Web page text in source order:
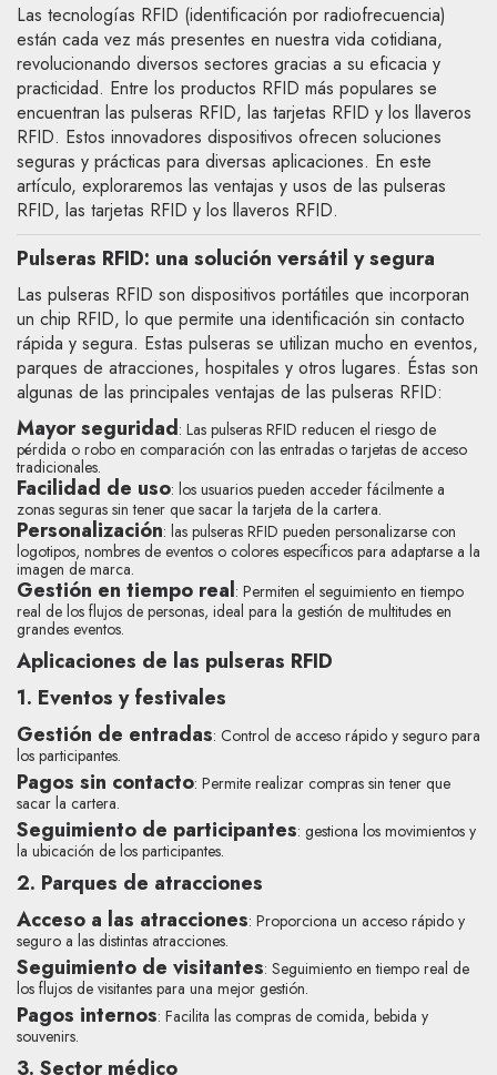
Las tecnologías RFID (identificación por radiofrecuencia)
están cada vez más presentes en nuestra vida cotidiana,
revolucionando diversos sectores gracias a su eficacia y
practicidad. Entre los productos RFID más populares se
encuentran las pulseras RFID, las tarjetas RFID y los llaveros
RFID. Estos innovadores dispositivos ofrecen soluciones
seguras y prácticas para diversas aplicaciones. En este
artículo, exploraremos las ventajas y usos de las pulseras
RFID, las tarjetas RFID y los llaveros RFID.
Pulseras RFID: una solución versátil y segura
Las pulseras RFID son dispositivos portátiles que incorporan
un chip RFID, lo que permite una identificación sin contacto
rápida y segura. Estas pulseras se utilizan mucho en eventos,
parques de atracciones, hospitales y otros lugares. Éstas son
algunas de las principales ventajas de las pulseras RFID:
Mayor seguridad: Las pulseras RFID reducen el riesgo de
pérdida o robo en comparación con las entradas o tarjetas de acceso
tradicionales.
Facilidad de uso: los usuarios pueden acceder fácilmente a
zonas seguras sin tener que sacar la tarjeta de la cartera.
Personalización: las pulseras RFID pueden personalizarse con
logotipos, nombres de eventos o colores específicos para adaptarse a la
imagen de marca.
Gestión en tiempo real: Permiten el seguimiento en tiempo
real de los flujos de personas, ideal para la gestión de multitudes en
grandes eventos.
Aplicaciones de las pulseras RFID
1. Eventos y festivales
Gestión de entradas: Control de acceso rápido y seguro para
los participantes.
Pagos sin contacto: Permite realizar compras sin tener que
sacar la cartera.
Seguimiento de participantes: gestiona los movimientos y
la ubicación de los participantes.
2. Parques de atracciones
Acceso a las atracciones: Proporciona un acceso rápido y
seguro a las distintas atracciones.
Seguimiento de visitantes: Seguimiento en tiempo real de
los flujos de visitantes para una mejor gestión.
Pagos internos: Facilita las compras de comida, bebida y
souvenirs.
3. Sector médico